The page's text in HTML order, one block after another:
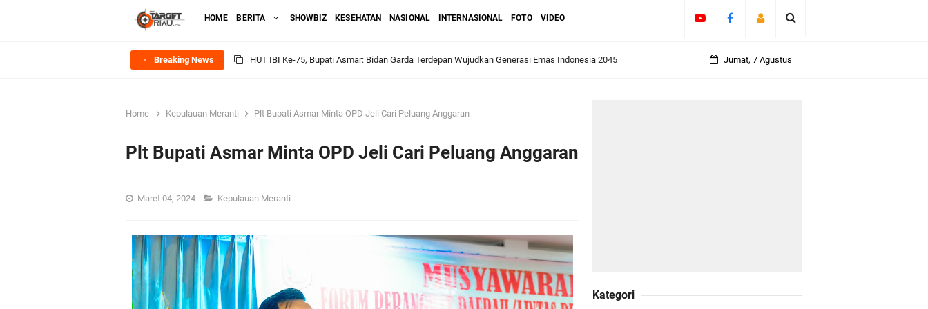
HOME BERITA SHOWBIZ KESEHATAN NASIONAL INTERNASIONAL FOTO VIDEO
Breaking News Rombongan Negeri Melaka dan Kapolres Meranti Ditepungtawari, Sinergi Adat hingga Green Policing Menguat
Rekomendasi Banggar
SPPG Mantiasa Jalani Inspeksi Higiene dan Sanitasi Pangan
PTPN IV Regional VI Kebun Julok Rayeuk Utara Serahkan Bantuan Mesin Genset untuk Dayah Darul Fata
Jumat, 7 Agustus
Home Kepulauan Meranti Plt Bupati Asmar Minta OPD Jeli Cari Peluang Anggaran
Plt Bupati Asmar Minta OPD Jeli Cari Peluang Anggaran
Maret 04, 2024 Kepulauan Meranti
Kategori